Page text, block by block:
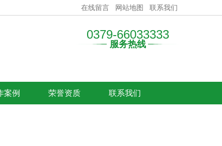
在线留言 网站地图 联系我们
0379-66033333
服务热线
案例 荣誉资质 联系我们